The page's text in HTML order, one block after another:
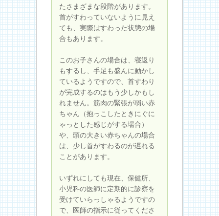
たさまざまな段階があります。
首がすわっていないように見え
ても、実際はすわった状態の場
合もあります。
このお子さんの場合は、寝返り
もするし、手足も盛んに動かし
ているようですので、首すわり
が完成するのはもう少しかもし
れません。筋肉の緊張が弱い赤
ちゃん（抱っこしたときにぐに
ゃっとした感じがする場合）
や、頭の大きい赤ちゃんの場合
は、少し首がすわるのが遅れる
ことがあります。
いずれにしても現在、保健所、
小児科の医師に定期的に診察を
受けていらっしゃるようですの
で、医師の指示に従ってくださ